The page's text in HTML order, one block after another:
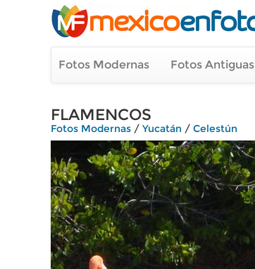
Fotos Modernas Fotos Antiguas
FLAMENCOS
Fotos Modernas / Yucatán / Celestún